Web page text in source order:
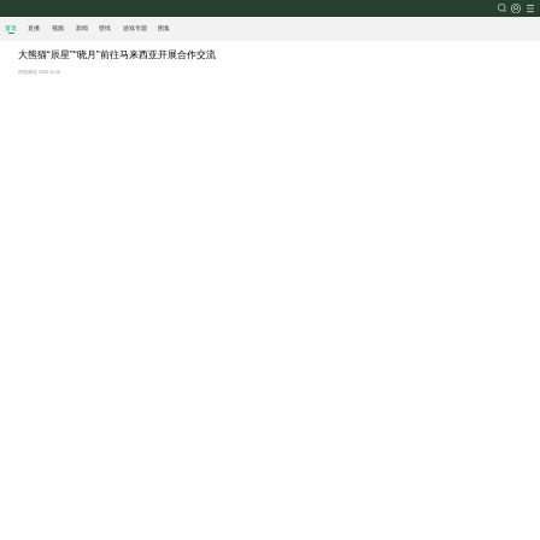
首页 直播 视频 新闻 壁纸 游戏专题 图集
大熊猫“辰星”“晓月”前往马来西亚开展合作交流
熊猫频道 2025-11-18